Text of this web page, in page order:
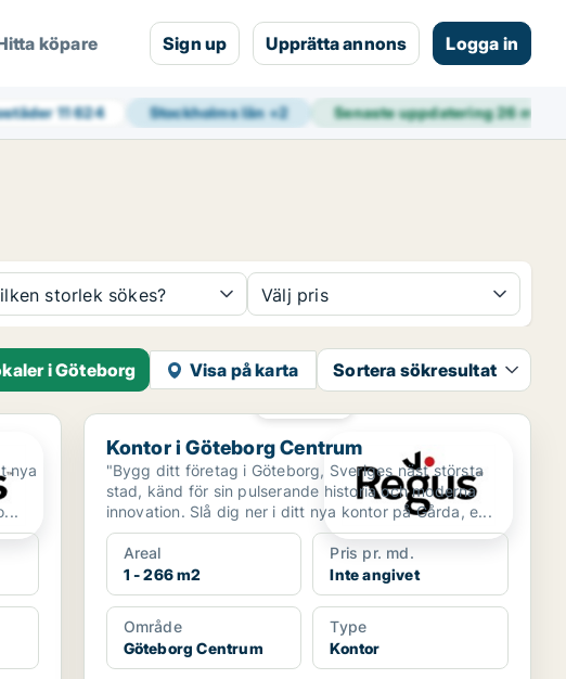
köpare Sign up Upprätta annons Logga in
11 624 Stockholms län+2 Senaste uppdatering26 min
storlek sökes? Välj pris
i Göteborg Visa på karta Sortera sökresultat
nya
Kontor i Göteborg Centrum
Kontor i Göteborg Centrum
"Bygg ditt företag i Göteborg, Sveriges näst största
stad, känd för sin pulserande historia och moderna
innovation. Slå dig ner i ditt nya kontor på Gårda, e...
Areal
1 - 266 m2
Pris pr. md.
Inte angivet
Område
Göteborg Centrum
Type
Kontor